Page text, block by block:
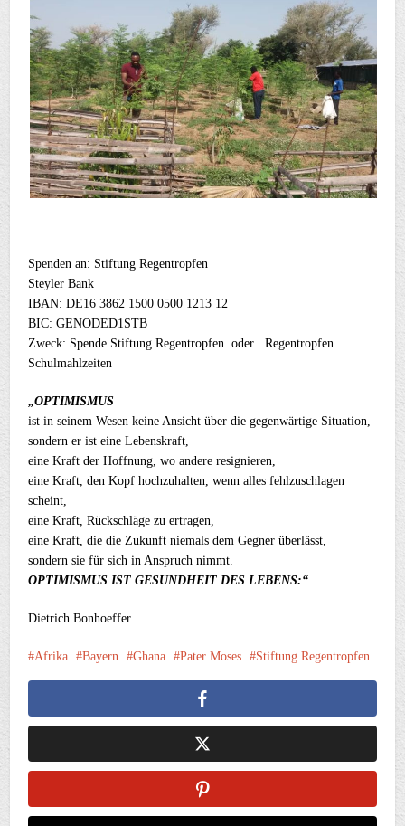
Spenden an: Stiftung Regentropfen
Steyler Bank
IBAN: DE16 3862 1500 0500 1213 12
BIC: GENODED1STB
Zweck: Spende Stiftung Regentropfen oder Regentropfen
Schulmahlzeiten
„OPTIMISMUS
ist in seinem Wesen keine Ansicht über die gegenwärtige Situation,
sondern er ist eine Lebenskraft,
eine Kraft der Hoffnung, wo andere resignieren,
eine Kraft, den Kopf hochzuhalten, wenn alles fehlzuschlagen
scheint,
eine Kraft, Rückschläge zu ertragen,
eine Kraft, die die Zukunft niemals dem Gegner überlässt,
sondern sie für sich in Anspruch nimmt.
OPTIMISMUS IST GESUNDHEIT DES LEBENS:“
Dietrich Bonhoeffer
Afrika Bayern Ghana Pater Moses Stiftung Regentropfen